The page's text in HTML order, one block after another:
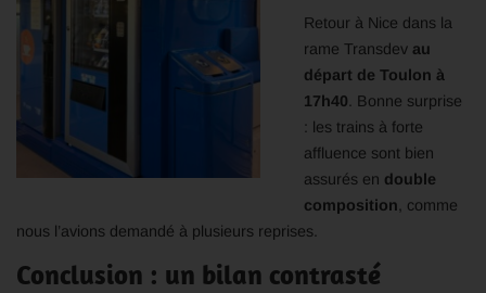
Retour à Nice dans la
rame Transdev au
départ de Toulon à
17h40 . Bonne surprise
: les trains à forte
affluence sont bien
assurés en double
composition , comme
nous l’avions demandé à plusieurs reprises.
Conclusion : un bilan contrasté